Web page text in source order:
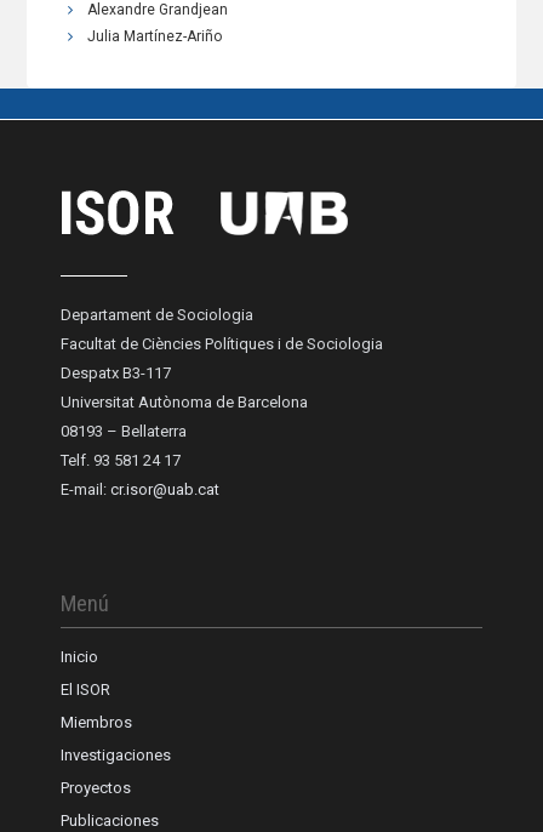
Alexandre Grandjean
Julia Martínez-Ariño
Departament de Sociologia
Facultat de Ciències Polítiques i de Sociologia
Despatx B3-117
Universitat Autònoma de Barcelona
08193 – Bellaterra
Telf. 93 581 24 17
E-mail: cr.isor@uab.cat
Menú
Inicio
El ISOR
Miembros
Investigaciones
Proyectos
Publicaciones